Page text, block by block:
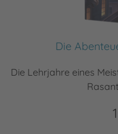
Die
Die Lehrjahre eines